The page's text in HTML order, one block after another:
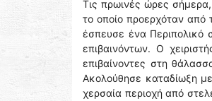
Τις πρωινές ώρες
το οποίο προερχόταν από
έσπευσε ένα
επιβαινόντων. Ο
επιβαίνοντες στη
Ακολούθησε καταδίωξη
χερσαία περιοχή από